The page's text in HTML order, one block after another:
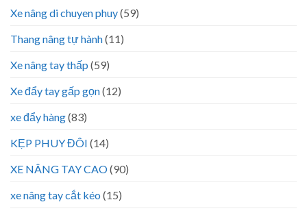
Xe nâng di chuyen phuy(59)
Thang nâng tự hành(11)
Xe nâng tay thấp (59)
Xe đẩy tay gấp gọn(12)
xe đẩy hàng(83)
KẸP PHUY ĐÔI (14)
XE NÂNG TAY CAO(90)
xe nâng tay cắt kéo (15)